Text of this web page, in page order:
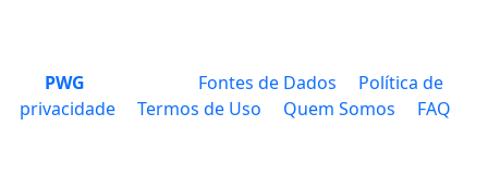
PWG Fontes de Dados
Política de
privacidade
Termos de Uso Quem Somos FAQ